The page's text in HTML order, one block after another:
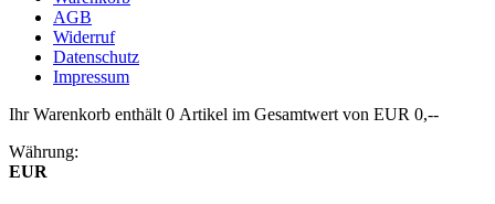
AGB
Widerruf
Datenschutz
Impressum
Ihr Warenkorb enthält 0 Artikel im Gesamtwert von EUR 0,--
Währung:
EUR